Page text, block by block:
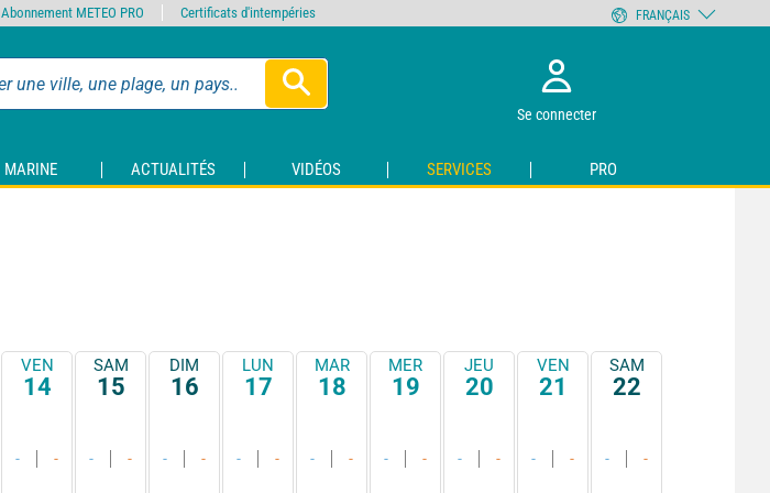
Se connecter
MARINE ACTUALITÉS VIDÉOS SERVICES PRO
VEN
14
- -
SAM
15
- -
DIM
16
- -
LUN
17
- -
MAR
18
- -
MER
19
- -
JEU
20
- -
VEN
21
- -
SAM
22
- -
Abonnement METEO PRO Certificats d'intempéries FRANÇAIS